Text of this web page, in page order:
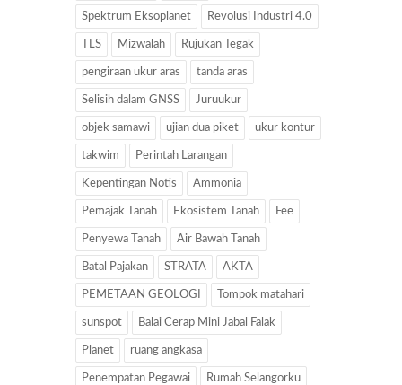
Spektrum Eksoplanet Revolusi Industri 4.0
TLS Mizwalah Rujukan Tegak
pengiraan ukur aras tanda aras
Selisih dalam GNSS Juruukur
objek samawi ujian dua piket ukur kontur
takwim Perintah Larangan
Kepentingan Notis Ammonia
Pemajak Tanah Ekosistem Tanah Fee
Penyewa Tanah Air Bawah Tanah
Batal Pajakan STRATA AKTA
PEMETAAN GEOLOGI Tompok matahari
sunspot Balai Cerap Mini Jabal Falak
Planet ruang angkasa
Penempatan Pegawai Rumah Selangorku